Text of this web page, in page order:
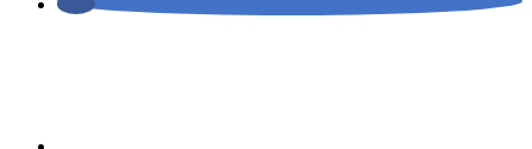
Menge